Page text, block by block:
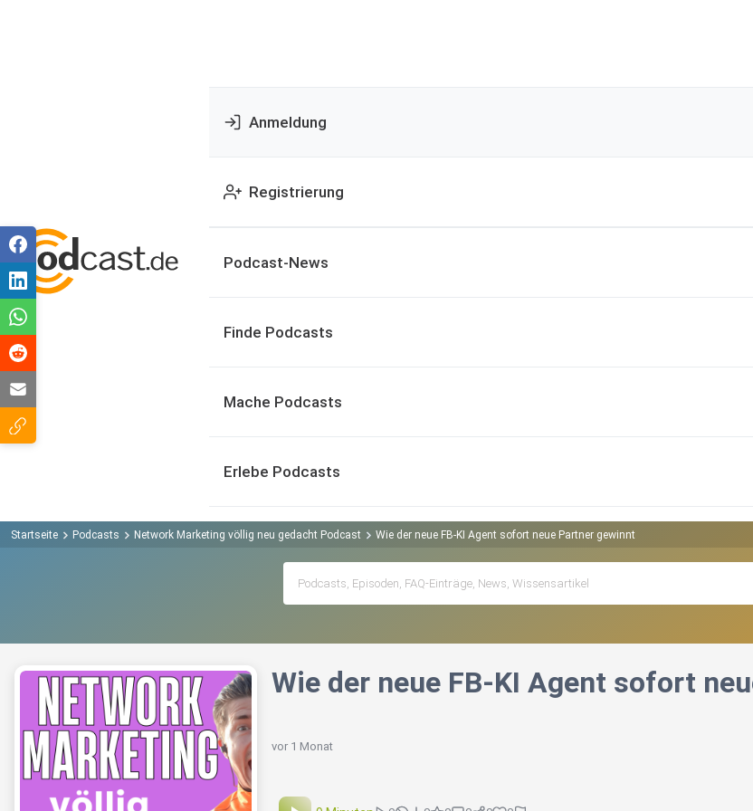
Anmeldung
Registrierung
Podcast-News
Finde Podcasts
Mache Podcasts
Erlebe Podcasts
Startseite Podcasts Network Marketing völlig neu gedacht Podcast Wie der neue FB-KI Agent sofort neue Partner gewinnt
Wie der neue FB-KI Agent sofort
vor 1 Monat